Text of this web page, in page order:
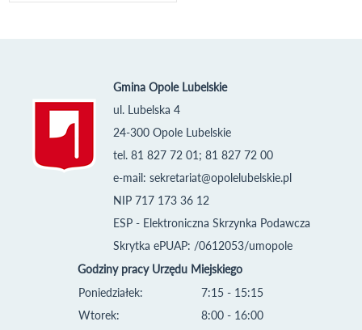
Gmina Opole Lubelskie
ul. Lubelska 4
24-300 Opole Lubelskie
tel. 81 827 72 01; 81 827 72 00
e-mail: sekretariat@opolelubelskie.pl
NIP 717 173 36 12
ESP - Elektroniczna Skrzynka Podawcza
Skrytka ePUAP: /0612053/umopole
Godziny pracy Urzędu Miejskiego
Poniedziałek:
Wtorek:
7:15 - 15:15
8:00 - 16:00